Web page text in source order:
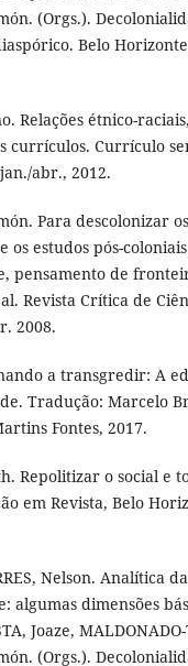
(Orgs.).
Belo
Relações étnico-
currículos. Currículo
abr., 2012.
Para descolonizar
os estudos pós-
pensamento de
Revista Crítica de
2008.
a transgredir: A
Tradução: Marcelo
Fontes, 2017.
Repolitizar o social e
em Revista, Belo
Nelson. Analítica
algumas dimensões
Joaze, MALDONADO-
(Orgs.).